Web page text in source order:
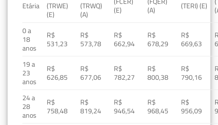
Etária
(TRWE)
(E)
(TRWQ)
(A)
(E)
(A)
(TERI) (E)
0 a
18
anos
R$
531,23
R$
573,78
R$
662,94
R$
678,29
R$
669,63
19 a
23
anos
R$
626,85
R$
677,06
R$
782,27
R$
800,38
R$
790,16
24 a
28
anos
R$
758,48
R$
819,24
R$
946,54
R$
968,45
R$
956,09